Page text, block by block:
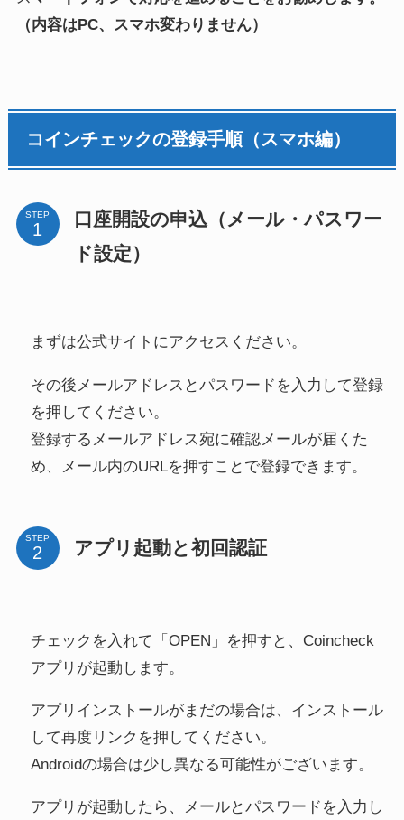
（内容はPC、スマホ変わりません）
コインチェックの登録手順（スマホ編）
STEP
口座開設の申込（メール・パスワー
ド設定）
まずは公式サイトにアクセスください。
その後メールアドレスとパスワードを入力して登録
を押してください。
登録するメールアドレス宛に確認メールが届くた
め、メール内のURLを押すことで登録できます。
STEP アプリ起動と初回認証
チェックを入れて「OPEN」を押すと、Coincheck
アプリが起動します。
アプリインストールがまだの場合は、インストール
して再度リンクを押してください。
Androidの場合は少し異なる可能性がございます。
アプリが起動したら、メールとパスワードを入力し